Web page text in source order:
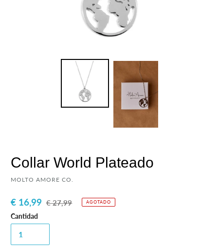
Collar World Plateado
PROVEEDOR
MOLTO AMORE CO.
Precio
de
venta
€ 16,99 Precio
€ 27,99 AGOTADO
Cantidad